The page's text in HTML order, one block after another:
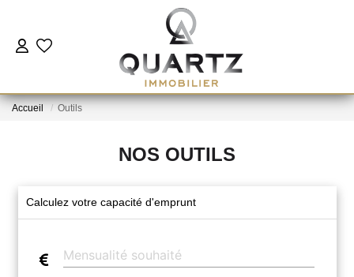
ESTIMER
NOUS REJOINDRE
L'AGENCE
Accueil Outils
NOS OUTILS
Calculez votre capacité d'emprunt